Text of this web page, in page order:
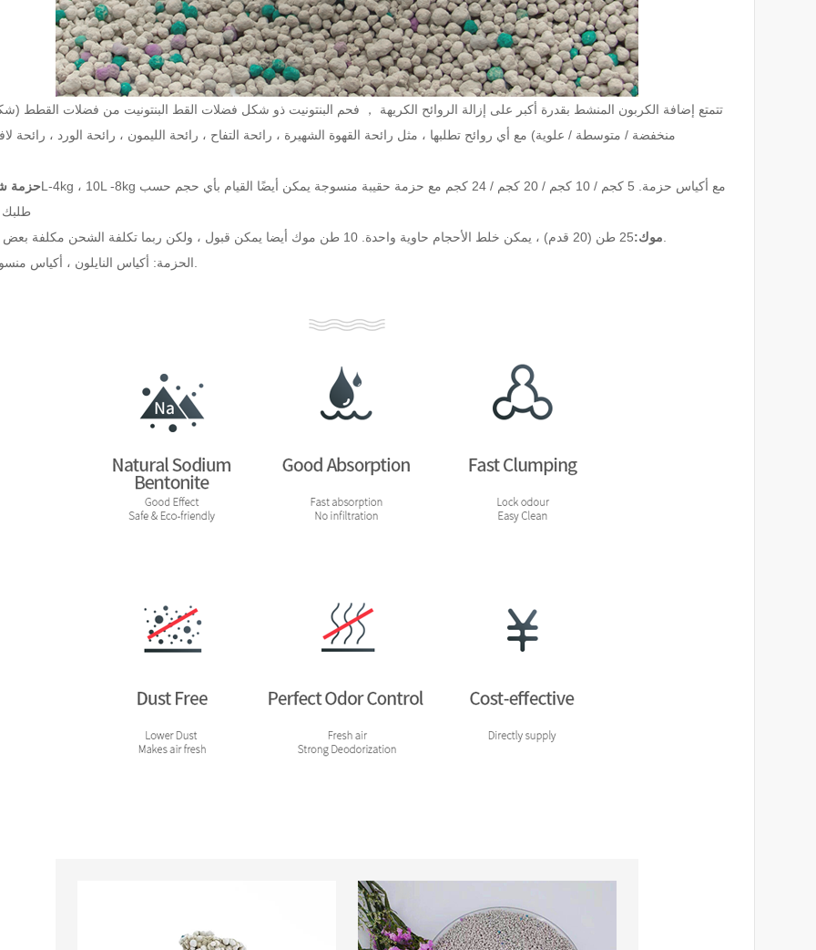
تتمتع إضافة الكربون المنشط بقدرة أكبر على إزالة الروائح الكريهة ， فحم البنتونيت ذو شكل فضلات القط البنتونيت من فضلات القطط
منخفضة / متوسطة / علوية) مع أي روائح تطلبها ، مثل رائحة القهوة الشهيرة ، رائحة التفاح ، رائحة الليمون ، رائحة الورد ، رائحة
حزمة
طلبك
موك: